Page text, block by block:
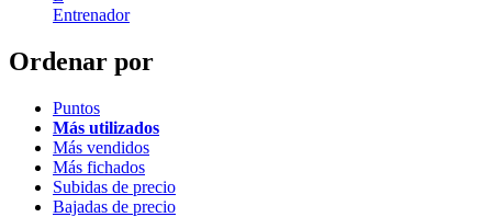
Entrenador
Ordenar por
Puntos
Más utilizados
Más vendidos
Más fichados
Subidas de precio
Bajadas de precio